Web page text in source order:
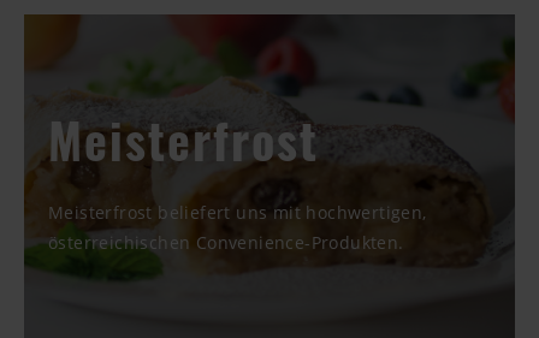
Meisterfrost
Meisterfrost beliefert uns mit hochwertigen,
österreichischen Convenience-Produkten.